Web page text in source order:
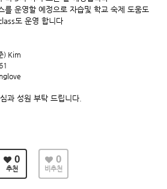
를 운영할 예정으로 자습및 학교 숙제 도움도
도 운영 합니다
) Kim
과 성원 부탁 드립니다.
0
추천
0
비추천